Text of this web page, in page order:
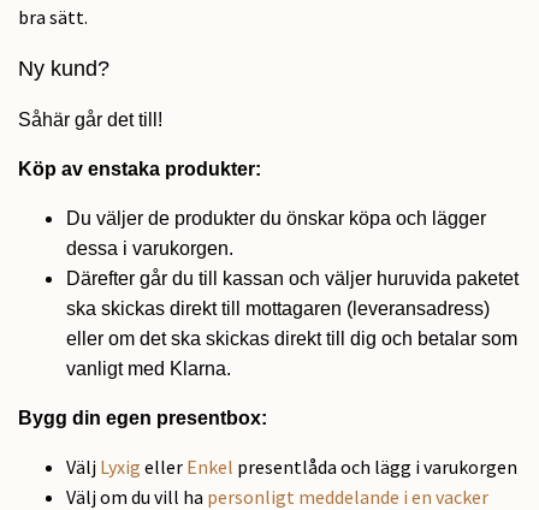
bra sätt.
Ny kund?
Såhär går det till!
Köp av enstaka produkter:
Du väljer de produkter du önskar köpa och lägger
dessa i varukorgen.
Därefter går du till kassan och väljer huruvida paketet
ska skickas direkt till mottagaren (leveransadress)
eller om det ska skickas direkt till dig och betalar som
vanligt med Klarna.
Bygg din egen presentbox:
Välj Lyxig eller Enkel presentlåda och lägg i varukorgen
Välj om du vill ha personligt meddelande i en vacker